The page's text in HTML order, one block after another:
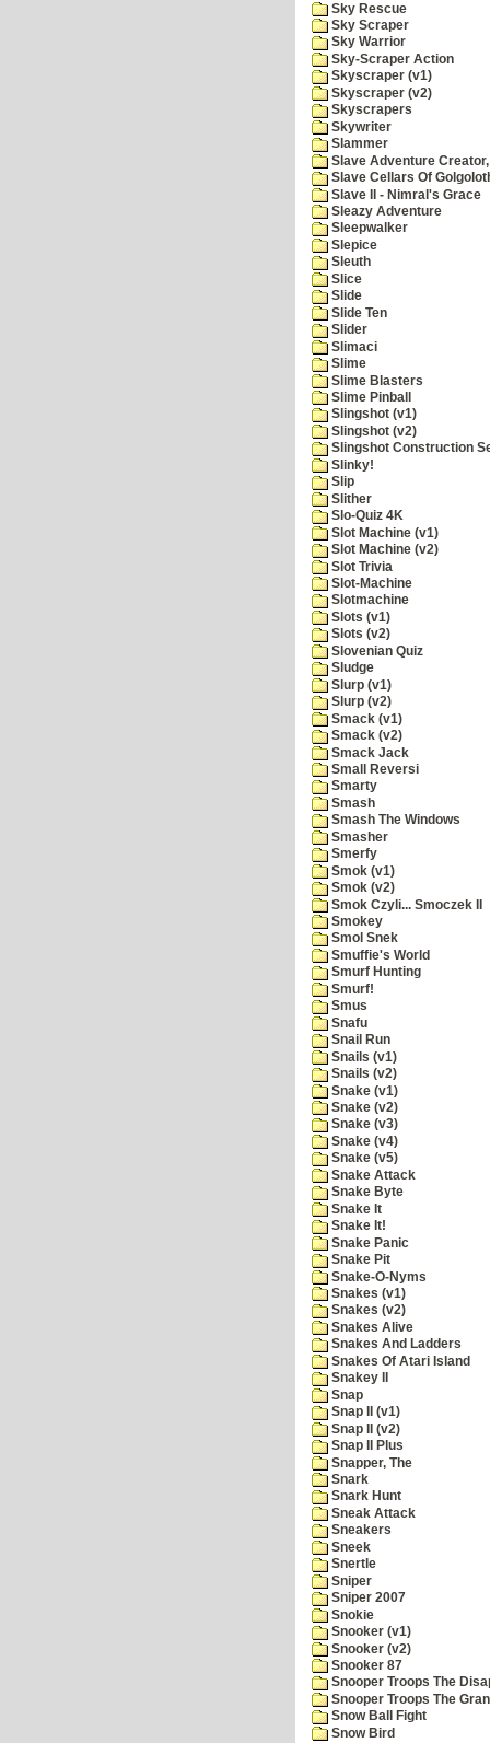
Sky Rescue
Sky Scraper
Sky Warrior
Sky-Scraper Action
Skyscraper (v1)
Skyscraper (v2)
Skyscrapers
Skywriter
Slammer
Slave Adventure Creator,
Slave Cellars Of
Slave II - Nimral's Grace
Sleazy Adventure
Sleepwalker
Slepice
Sleuth
Slice
Slide
Slide Ten
Slider
Slimaci
Slime
Slime Blasters
Slime Pinball
Slingshot (v1)
Slingshot (v2)
Slingshot Construction
Slinky!
Slip
Slither
Slo-Quiz 4K
Slot Machine (v1)
Slot Machine (v2)
Slot Trivia
Slot-Machine
Slotmachine
Slots (v1)
Slots (v2)
Slovenian Quiz
Sludge
Slurp (v1)
Slurp (v2)
Smack (v1)
Smack (v2)
Smack Jack
Small Reversi
Smarty
Smash
Smash The Windows
Smasher
Smerfy
Smok (v1)
Smok (v2)
Smok Czyli... Smoczek II
Smokey
Smol Snek
Smuffie's World
Smurf Hunting
Smurf!
Smus
Snafu
Snail Run
Snails (v1)
Snails (v2)
Snake (v1)
Snake (v2)
Snake (v3)
Snake (v4)
Snake (v5)
Snake Attack
Snake Byte
Snake It
Snake It!
Snake Panic
Snake Pit
Snake-O-Nyms
Snakes (v1)
Snakes (v2)
Snakes Alive
Snakes And Ladders
Snakes Of Atari Island
Snakey II
Snap
Snap II (v1)
Snap II (v2)
Snap II Plus
Snapper, The
Snark
Snark Hunt
Sneak Attack
Sneakers
Sneek
Snertle
Sniper
Sniper 2007
Snokie
Snooker (v1)
Snooker (v2)
Snooker 87
Snooper Troops The
Snooper Troops The
Snow Ball Fight
Snow Bird